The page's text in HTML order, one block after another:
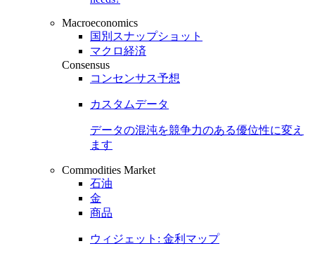
Macroeconomics
国別スナップショット
マクロ経済
Consensus
コンセンサス予想
カスタムデータ
データの混沌を競争力のある優位性に変え
ます
Commodities Market
石油
金
商品
ウィジェット: 金利マップ